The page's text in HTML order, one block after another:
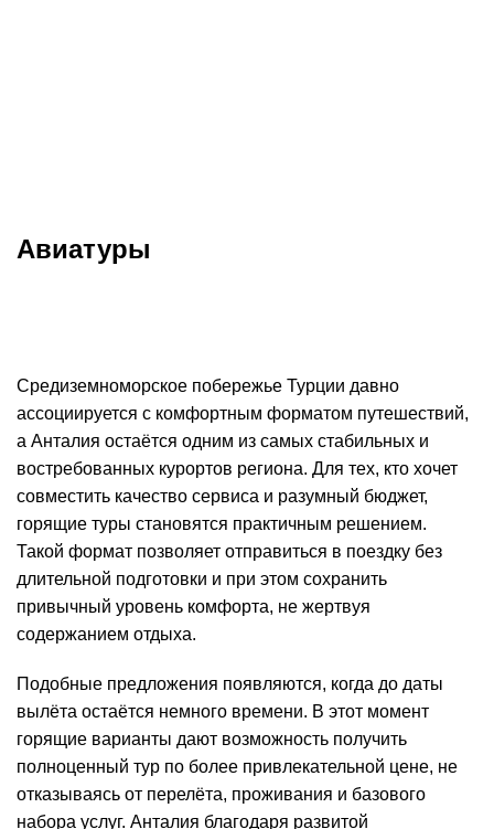
Авиатуры
Средиземноморское побережье Турции давно
ассоциируется с комфортным форматом путешествий,
а Анталия остаётся одним из самых стабильных и
востребованных курортов региона. Для тех, кто хочет
совместить качество сервиса и разумный бюджет,
горящие туры становятся практичным решением.
Такой формат позволяет отправиться в поездку без
длительной подготовки и при этом сохранить
привычный уровень комфорта, не жертвуя
содержанием отдыха.
Подобные предложения появляются, когда до даты
вылёта остаётся немного времени. В этот момент
горящие варианты дают возможность получить
полноценный тур по более привлекательной цене, не
отказываясь от перелёта, проживания и базового
набора услуг. Анталия благодаря развитой